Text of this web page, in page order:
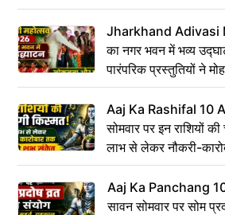
Jharkhand Adivasi
का नगर भवन में भव्य
पारंपरिक प्रस्तुतियों ने
Aaj Ka Rashifal 10
सोमवार पर इन राशियों
लाभ से लेकर नौकरी-
संकेत
Aaj Ka Panchang
सावन सोमवार पर सोम